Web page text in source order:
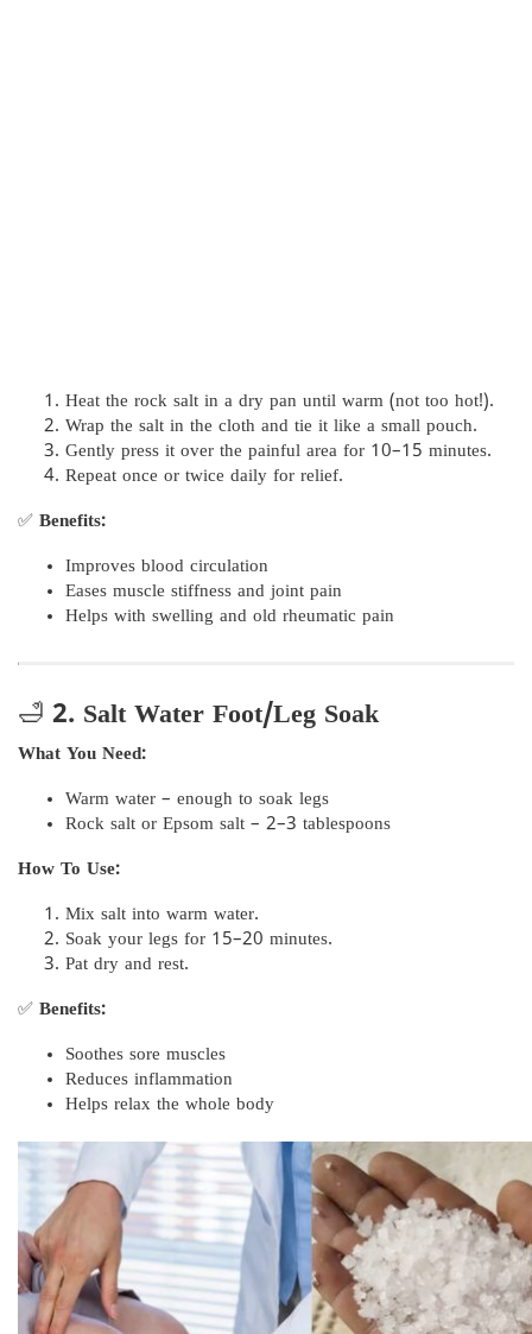
Heat the rock salt in a dry pan until warm (not too hot!).
Wrap the salt in the cloth and tie it like a small pouch.
Gently press it over the painful area for 10–15 minutes.
Repeat once or twice daily for relief.
✅ Benefits:
Improves blood circulation
Eases muscle stiffness and joint pain
Helps with swelling and old rheumatic pain
🛁 2. Salt Water Foot/Leg Soak
What You Need:
Warm water – enough to soak legs
Rock salt or Epsom salt – 2–3 tablespoons
How To Use:
Mix salt into warm water.
Soak your legs for 15–20 minutes.
Pat dry and rest.
✅ Benefits:
Soothes sore muscles
Reduces inflammation
Helps relax the whole body